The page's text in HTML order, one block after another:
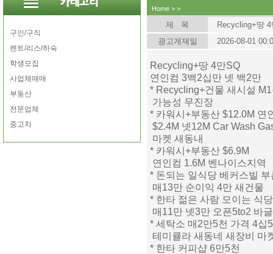
구인/구직
렌트/리스/하숙
학생모집
사업체매매
부동산
전문업체
중고차
Home > >
제 목
Recycling+땅
광고게재일
2026-08-01
Recycling+땅 4만SQ
연인컴 3백2십만 넷 백2만
* Recycling+건물 새시설
가능성 무진장
* 카워시+부동산 $12.0M 연
$2.4M 넷12M Car Wash
마켓 새동내
* 카워시+부동산 $6.9M
연인컴 1.6M 벤나이스지역
* 돈되는 일식당 베커스빌 부
매13만 순이익 4만 새건물
* 한타 젊은 사람 모이는 식당
매11만 넷3만 오픈5to2 바
* 세탁소 매2만5천 가격 4십
테미큘라 새동네 새장비 마
* 한타 커피샵 6만5천